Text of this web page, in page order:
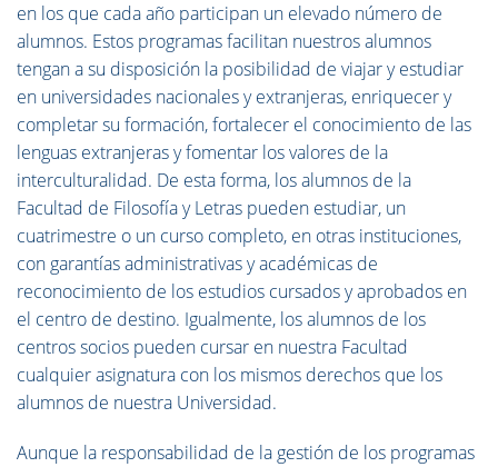
en los que cada año participan un elevado número de
alumnos. Estos programas facilitan nuestros alumnos
tengan a su disposición la posibilidad de viajar y estudiar
en universidades nacionales y extranjeras, enriquecer y
completar su formación, fortalecer el conocimiento de las
lenguas extranjeras y fomentar los valores de la
interculturalidad. De esta forma, los alumnos de la
Facultad de Filosofía y Letras pueden estudiar, un
cuatrimestre o un curso completo, en otras instituciones,
con garantías administrativas y académicas de
reconocimiento de los estudios cursados y aprobados en
el centro de destino. Igualmente, los alumnos de los
centros socios pueden cursar en nuestra Facultad
cualquier asignatura con los mismos derechos que los
alumnos de nuestra Universidad.
Aunque la responsabilidad de la gestión de los programas